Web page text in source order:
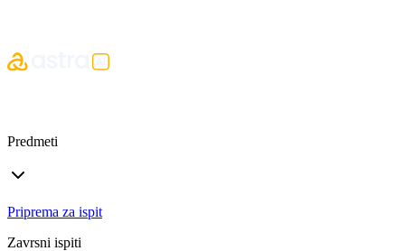
Predmeti
Priprema za ispit
Zavrsni ispiti